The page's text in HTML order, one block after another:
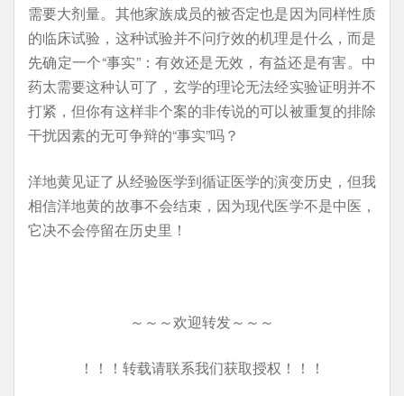
需要大剂量。其他家族成员的被否定也是因为同样性质
的临床试验，这种试验并不问疗效的机理是什么，而是
先确定一个“事实”：有效还是无效，有益还是有害。中
药太需要这种认可了，玄学的理论无法经实验证明并不
打紧，但你有这样非个案的非传说的可以被重复的排除
干扰因素的无可争辩的“事实”吗？
洋地黄见证了从经验医学到循证医学的演变历史，但我
相信洋地黄的故事不会结束，因为现代医学不是中医，
它决不会停留在历史里！
～～～欢迎转发～～～
！！！转载请联系我们获取授权！！！